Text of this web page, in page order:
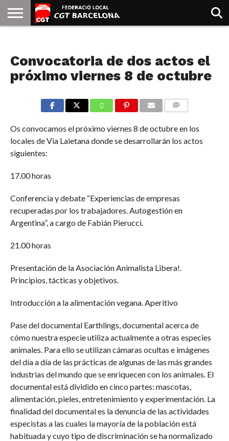
GOLDMAN
Convocatoria de dos actos el
próximo viernes 8 de octubre
Os convocamos el próximo viernes 8 de octubre en los
locales de Via Laietana donde se desarrollarán los actos
siguientes:
17.00 horas
Conferencia y debate “Experiencias de empresas
recuperadas por los trabajadores. Autogestión en
Argentina”, a cargo de Fabián Pierucci.
21.00 horas
Presentación de la Asociación Animalista Libera!.
Principios, tácticas y objetivos.
Introducción a la alimentación vegana. Aperitivo
Pase del documental Earthlings, documental acerca de
cómo nuestra especie utiliza actualmente a otras especies
animales. Para ello se utilizan cámaras ocultas e imágenes
del día a día de las prácticas de algunas de las más grandes
industrias del mundo que se enriquecen con los animales. El
documental está dividido en cinco partes: mascotas,
alimentación, pieles, entretenimiento y experimentación. La
finalidad del documental es la denuncia de las actividades
especistas a las cuales la mayoría de la población está
habituada y cuyo tipo de discriminación se ha normalizado